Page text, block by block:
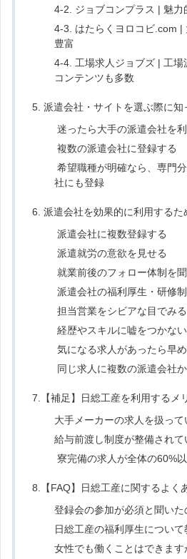
4-2. ジョブコンプラス | 魅力
4-3. はたらくヨロコビ.com |
豊富
4-4. 工場求人ジョブズ | 工場
コンテンツも多数
5. 派遣会社・サイトを選ぶ際に知
迷ったら大手の派遣会社を
複数の派遣会社に登録する
希望職種が明確なら、専門
社にも登録
6. 派遣会社を効果的に利用するた
派遣会社に複数登録する
派遣就労の意欲を見せる
就業前後のフォロー体制を聞
派遣会社の福利厚生・研修
担当営業をシビアな目でみる
経歴やスキルに嘘をつかない
気になる求人があったら早
同じ求人に複数の派遣会社
7.【補足】日総工産を利用するメ
大手メーカーの求人を扱って
給与前渡し制度が整備されて
寮完備の求人が全体の60%
8.【FAQ】日総工産に関するよく
登録会の参加が必須と聞いた
日総工産の福利厚生につい
女性でも働くことはできます